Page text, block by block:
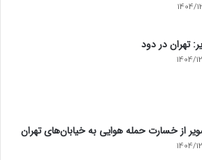
1404/
تهران در دود
1404/
1404/